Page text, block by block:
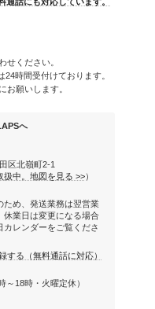
せください。
24時間受付けております。
お願いします。
へ
区北嶺町2-1
扱中。地図を見る >>）
ため、発送業務は翌営業
休業日は変更になる場合
カレンダーをご覧くださ
する（無料通話に対応）
～18時・火曜定休）